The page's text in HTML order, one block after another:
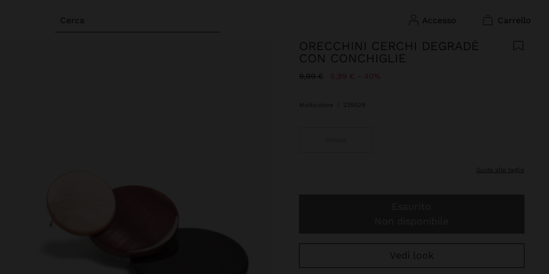
Cerca accesso carrello
ORECCHINI CERCHI DEGRADÉ
CON CONCHIGLIE
Prezzo Ridotto Da
9,99 €A 5,99 € 40%
Multicolore 235029
guida alle taglie
Vedi look